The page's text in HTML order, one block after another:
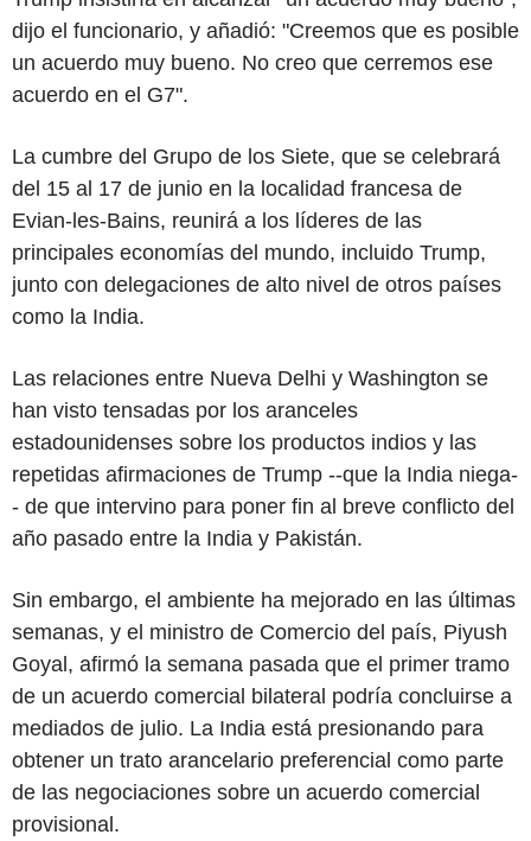
dijo el funcionario, y añadió: "Creemos que es posible
un acuerdo muy bueno. No creo que cerremos ese
acuerdo en el G7".
La cumbre del Grupo de los Siete, que se celebrará
del 15 al 17 de junio en la localidad francesa de
Evian-les-Bains, reunirá a los líderes de las
principales economías del mundo, incluido Trump,
junto con delegaciones de alto nivel de otros países
como la India.
Las relaciones entre Nueva Delhi y Washington se
han visto tensadas por los aranceles
estadounidenses sobre los productos indios y las
repetidas afirmaciones de Trump --que la India niega-
- de que intervino para poner fin al breve conflicto del
año pasado entre la India y Pakistán.
Sin embargo, el ambiente ha mejorado en las últimas
semanas, y el ministro de Comercio del país, Piyush
Goyal, afirmó la semana pasada que el primer tramo
de un acuerdo comercial bilateral podría concluirse a
mediados de julio. La India está presionando para
obtener un trato arancelario preferencial como parte
de las negociaciones sobre un acuerdo comercial
provisional.